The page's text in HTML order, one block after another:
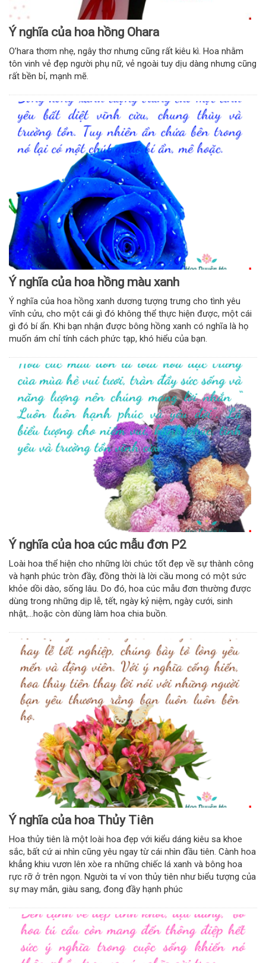
Ý nghĩa của hoa hồng Ohara
O’hara thơm nhẹ, ngây thơ nhưng cũng rất kiêu kì. Hoa nhằm
tôn vinh vẻ đẹp người phụ nữ, vẻ ngoài tuy dịu dàng nhưng cũng
rất bền bỉ, mạnh mẽ.
Ý nghĩa của hoa hồng màu xanh
Ý nghĩa của hoa hồng xanh dương tượng trưng cho tình yêu
vĩnh cửu, cho một cái gì đó không thể thực hiện được, một cái
gì đó bí ẩn. Khi bạn nhận được bông hồng xanh có nghĩa là họ
muốn ám chỉ tính cách phức tạp, khó hiểu của bạn.
Ý nghĩa của hoa cúc mẫu đơn P2
Loài hoa thể hiện cho những lời chúc tốt đẹp về sự thành công
và hạnh phúc tròn đầy, đồng thời là lời cầu mong có một sức
khỏe dồi dào, sống lâu. Do đó, hoa cúc mẫu đơn thường được
dùng trong những dịp lễ, tết, ngày kỷ niệm, ngày cưới, sinh
nhật,...hoặc còn dùng làm hoa chia buồn.
Ý nghĩa của hoa Thủy Tiên
Hoa thủy tiên là một loài hoa đẹp với kiểu dáng kiêu sa khoe
sắc, bất cứ ai nhìn cũng yêu ngay từ cái nhìn đầu tiên. Cành hoa
khẳng khiu vươn lên xòe ra những chiếc lá xanh và bông hoa
rực rỡ ở trên ngọn. Người ta ví von thủy tiên như biểu tượng của
sự may mắn, giàu sang, đong đầy hạnh phúc